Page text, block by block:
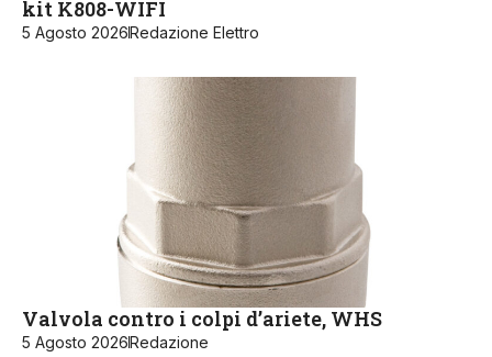
kit K808-WIFI
5 Agosto 2026Redazione Elettro
Valvola contro i colpi d’ariete, WHS
5 Agosto 2026Redazione